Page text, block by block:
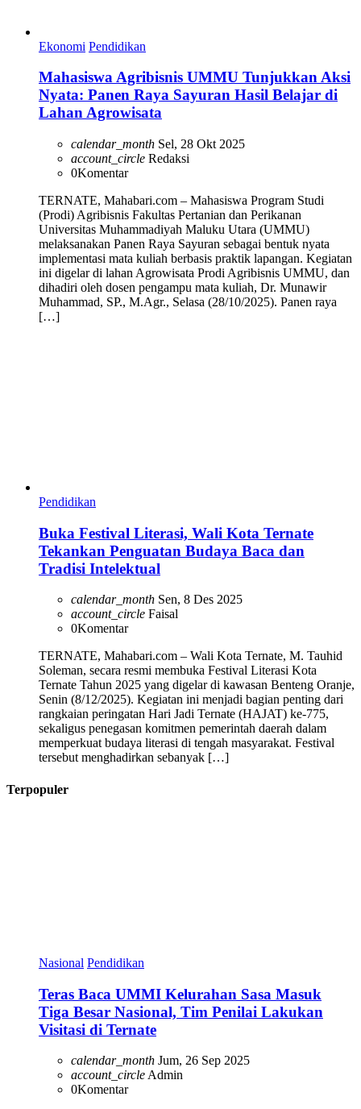
Ekonomi Pendidikan
Mahasiswa Agribisnis UMMU Tunjukkan Aksi
Nyata: Panen Raya Sayuran Hasil Belajar di
Lahan Agrowisata
calendar_month Sel, 28 Okt 2025
account_circle Redaksi
0Komentar
TERNATE, Mahabari.com – Mahasiswa Program Studi
(Prodi) Agribisnis Fakultas Pertanian dan Perikanan
Universitas Muhammadiyah Maluku Utara (UMMU)
melaksanakan Panen Raya Sayuran sebagai bentuk nyata
implementasi mata kuliah berbasis praktik lapangan. Kegiatan
ini digelar di lahan Agrowisata Prodi Agribisnis UMMU, dan
dihadiri oleh dosen pengampu mata kuliah, Dr. Munawir
Muhammad, SP., M.Agr., Selasa (28/10/2025). Panen raya
[…]
Pendidikan
Buka Festival Literasi, Wali Kota Ternate
Tekankan Penguatan Budaya Baca dan
Tradisi Intelektual
calendar_month Sen, 8 Des 2025
account_circle Faisal
0Komentar
TERNATE, Mahabari.com – Wali Kota Ternate, M. Tauhid
Soleman, secara resmi membuka Festival Literasi Kota
Ternate Tahun 2025 yang digelar di kawasan Benteng Oranje,
Senin (8/12/2025). Kegiatan ini menjadi bagian penting dari
rangkaian peringatan Hari Jadi Ternate (HAJAT) ke-775,
sekaligus penegasan komitmen pemerintah daerah dalam
memperkuat budaya literasi di tengah masyarakat. Festival
tersebut menghadirkan sebanyak […]
Terpopuler
Nasional Pendidikan
Teras Baca UMMI Kelurahan Sasa Masuk
Tiga Besar Nasional, Tim Penilai Lakukan
Visitasi di Ternate
calendar_month Jum, 26 Sep 2025
account_circleAdmin
0Komentar